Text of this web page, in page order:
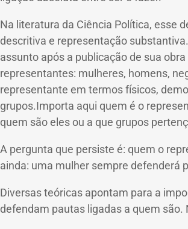
Na literatura da Ciência Política, esse
descritiva e representação substantiva.
assunto após a publicação de sua
representantes: mulheres, homens,
representante em termos físicos,
grupos.Importa aqui quem é o
quem são eles ou a que grupos
A pergunta que persiste é: quem o
ainda: uma mulher sempre defenderá
Diversas teóricas apontam para a
defendam pautas ligadas a quem são.